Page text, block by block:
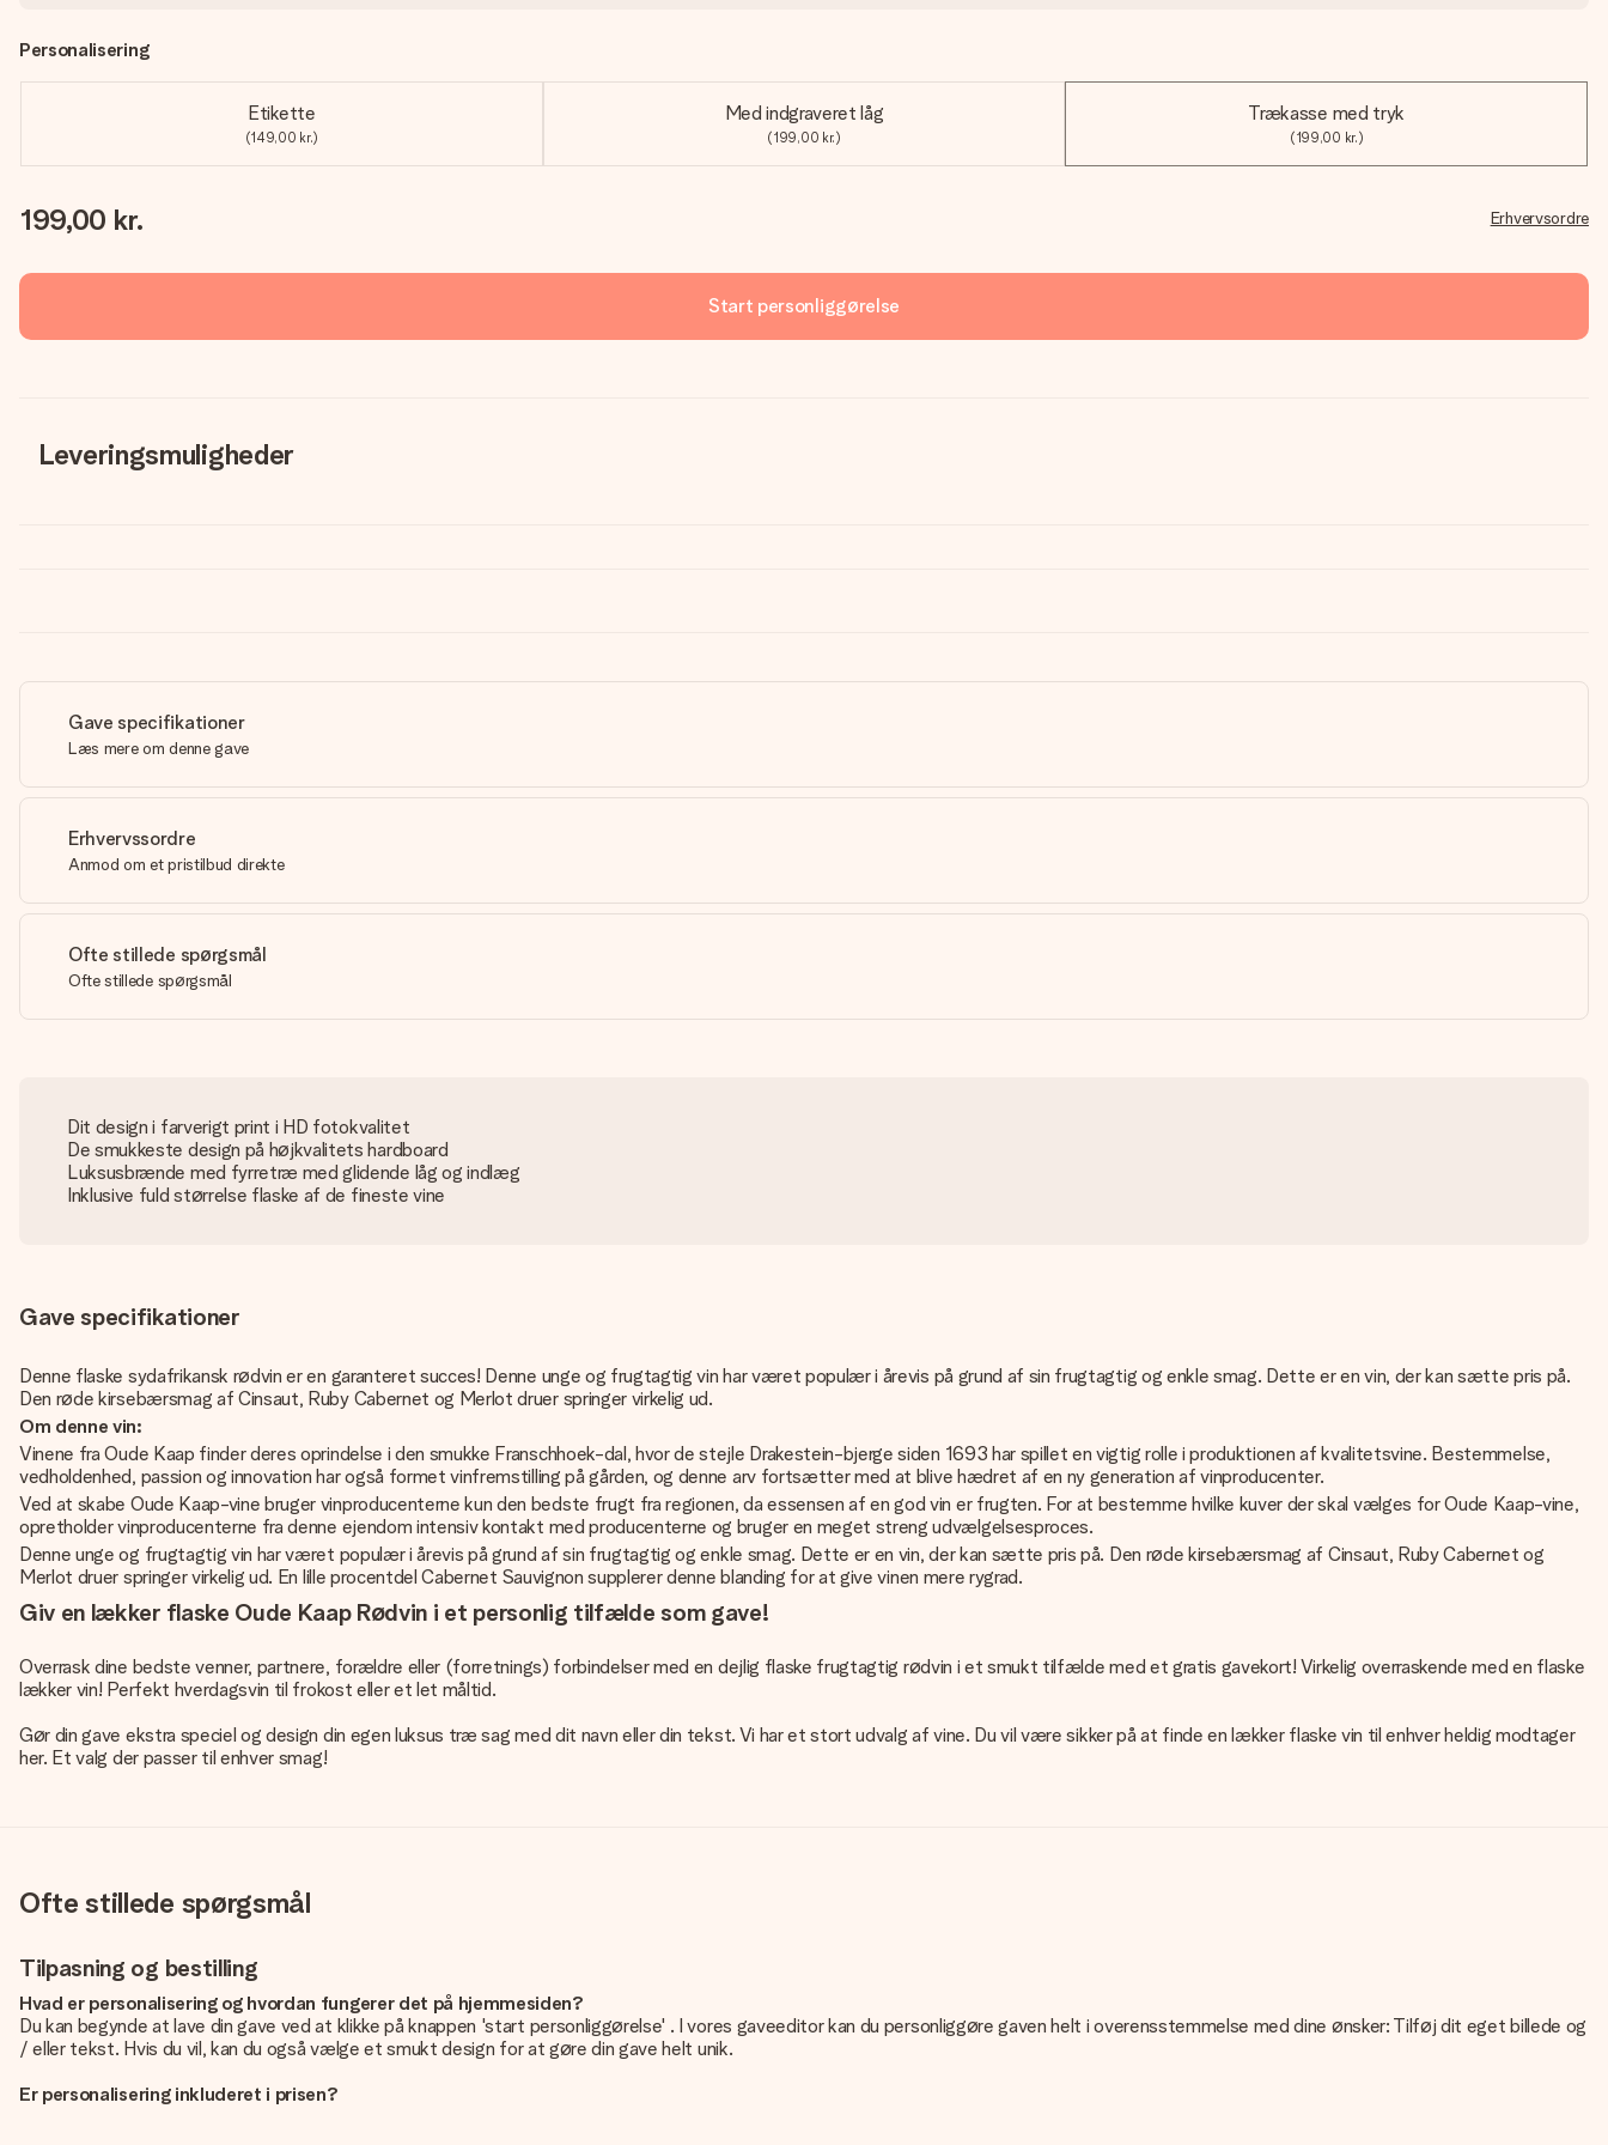
Personalisering
Etikette
(149,00 kr.)
Med indgraveret låg
(199,00 kr.)
Trækasse med tryk
(199,00 kr.)
199,00 kr. Erhvervsordre
Start personliggørelse
Leveringsmuligheder
Gave specifikationer
Læs mere om denne gave
Erhvervssordre
Anmod om et pristilbud direkte
Ofte stillede spørgsmål
Ofte stillede spørgsmål
Dit design i farverigt print i HD fotokvalitet
De smukkeste design på højkvalitets hardboard
Luksusbrænde med fyrretræ med glidende låg og indlæg
Inklusive fuld størrelse flaske af de fineste vine
Gave specifikationer
Denne flaske sydafrikansk rødvin er en garanteret succes! Denne unge og frugtagtig vin har været populær i årevis på grund af sin frugtagtig og enkle smag. Dette er en vin, der kan sætte pris på.
Den røde kirsebærsmag af Cinsaut, Ruby Cabernet og Merlot druer springer virkelig ud.
Om denne vin:
Vinene fra Oude Kaap finder deres oprindelse i den smukke Franschhoek-dal, hvor de stejle Drakestein-bjerge siden 1693 har spillet en vigtig rolle i produktionen af ​​kvalitetsvine. Bestemmelse,
vedholdenhed, passion og innovation har også formet vinfremstilling på gården, og denne arv fortsætter med at blive hædret af en ny generation af vinproducenter.
Ved at skabe Oude Kaap-vine bruger vinproducenterne kun den bedste frugt fra regionen, da essensen af ​​en god vin er frugten. For at bestemme hvilke kuver der skal vælges for Oude Kaap-vine,
opretholder vinproducenterne fra denne ejendom intensiv kontakt med producenterne og bruger en meget streng udvælgelsesproces.
Denne unge og frugtagtig vin har været populær i årevis på grund af sin frugtagtig og enkle smag. Dette er en vin, der kan sætte pris på. Den røde kirsebærsmag af Cinsaut, Ruby Cabernet og
Merlot druer springer virkelig ud. En lille procentdel Cabernet Sauvignon supplerer denne blanding for at give vinen mere rygrad.
Giv en lækker flaske Oude Kaap Rødvin i et personlig tilfælde som gave!
Overrask dine bedste venner, partnere, forældre eller (forretnings) forbindelser med en dejlig flaske frugtagtig rødvin i et smukt tilfælde med et gratis gavekort! Virkelig overraskende med en flaske
lækker vin! Perfekt hverdagsvin til frokost eller et let måltid.
Gør din gave ekstra speciel og design din egen luksus træ sag med dit navn eller din tekst. Vi har et stort udvalg af vine. Du vil være sikker på at finde en lækker flaske vin til enhver heldig modtager
her. Et valg der passer til enhver smag!
Ofte stillede spørgsmål
Tilpasning og bestilling
Hvad er personalisering og hvordan fungerer det på hjemmesiden?
Du kan begynde at lave din gave ved at klikke på knappen 'start personliggørelse' . I vores gaveeditor kan du personliggøre gaven helt i overensstemmelse med dine ønsker: Tilføj dit eget billede og
/ eller tekst. Hvis du vil, kan du også vælge et smukt design for at gøre din gave helt unik.
Er personalisering inkluderet i prisen?